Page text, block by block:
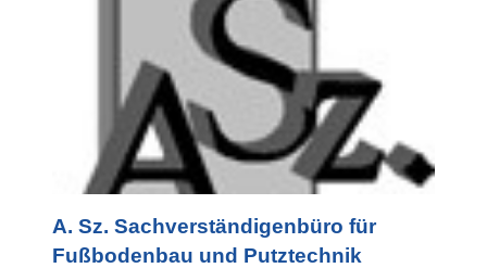
A. Sz. Sachverständigenbüro für
Fußbodenbau und Putztechnik